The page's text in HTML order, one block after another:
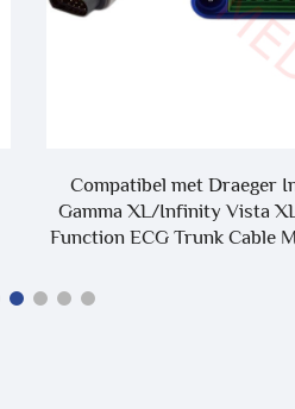
Compatibel met Draeger
Gamma XL/Infinity Vista
Function ECG Trunk Cable